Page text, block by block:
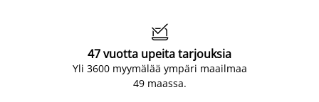

47 vuotta upeita tarjouksia
Yli 3600 myymälää ympäri maailmaa
49 maassa.